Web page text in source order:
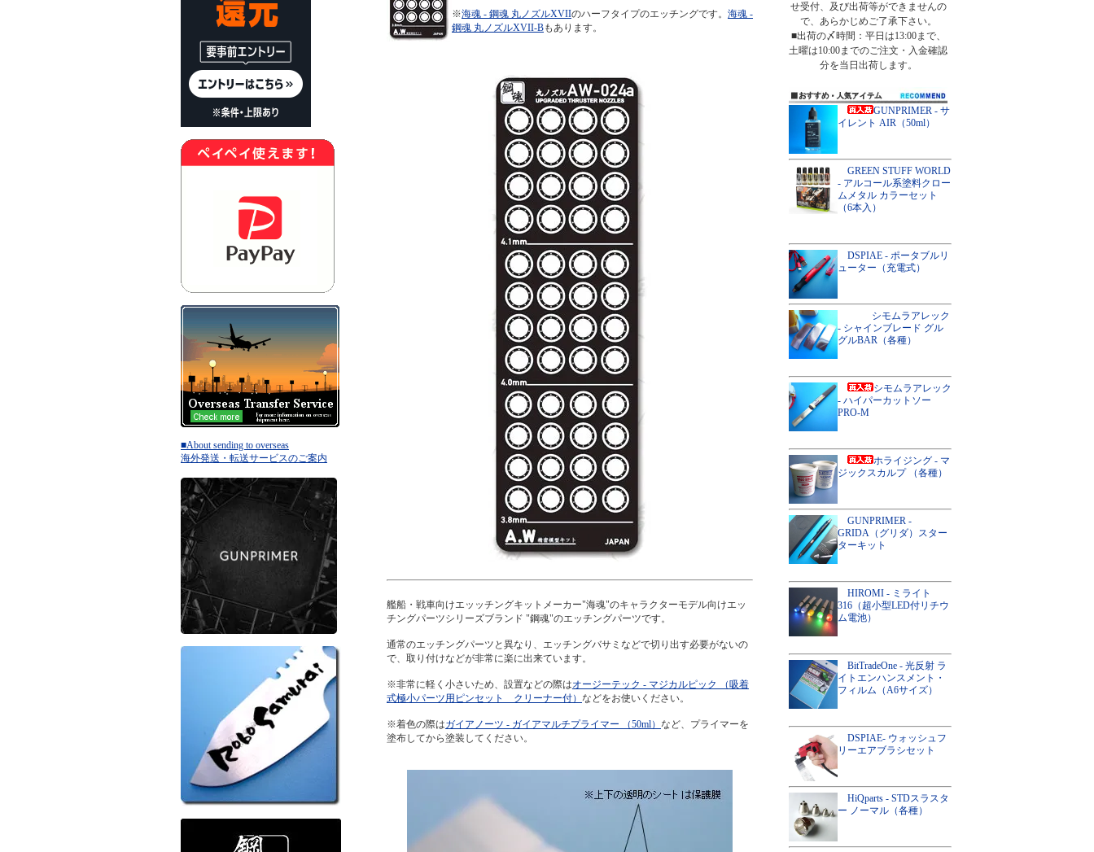
■About sending to overseas
海外発送・転送サービスのご案内
※海魂 - 鋼魂 丸ノズルXVIIのハーフタイプのエッチングです。 海魂 -
鋼魂 丸ノズルXVII-Bもあります。
艦船・戦車向けエッッチングキットメーカー"海魂"のキャラクターモデル向けエッ
チングパーツシリーズブランド "鋼魂"のエッチングパーツです。
通常のエッチングパーツと異なり、エッチングバサミなどで切り出す必要がないの
で、取り付けなどが非常に楽に出来ています。
※非常に軽く小さいため、設置などの際はオージーテック - マジカルピック （吸着
式極小パーツ用ピンセット クリーナー付） などをお使いください。
※着色の際はガイアノーツ - ガイアマルチプライマー （50ml） など、プライマーを
塗布してから塗装してください。
せ受付、及び出荷等ができませんの
で、あらかじめご了承下さい。
■出荷の〆時間：平日は13:00まで、
土曜は10:00までのご注文・入金確認
分を当日出荷します。
GUNPRIMER - サ
イレント AIR（50ml）
GREEN STUFF WORLD
- アルコール系塗料クロー
ムメタル カラーセット
（6本入）
DSPIAE - ポータブルリ
ューター（充電式）
シモムラアレック
- シャインブレード グル
グルBAR（各種）
シモムラアレック
- ハイパーカットソー
PRO-M
ホライジング - マ
ジックスカルプ （各種）
GUNPRIMER -
GRIDA（グリダ）スター
ターキット
HIROMI - ミライト
316（超小型LED付リチウ
ム電池）
BitTradeOne - 光反射 ラ
イトエンハンスメント・
フィルム（A6サイズ）
DSPIAE- ウォッシュフ
リーエアブラシセット
HiQparts - STDスラスタ
ー ノーマル（各種）